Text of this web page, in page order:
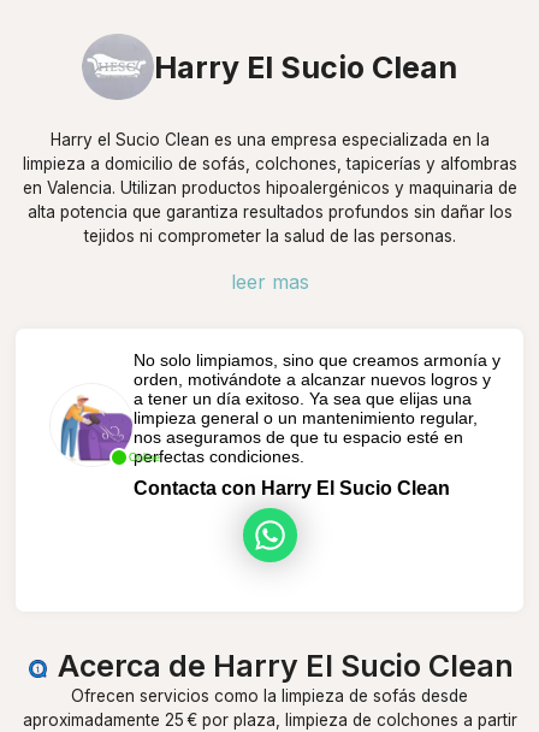
Harry El Sucio Clean
Harry el Sucio Clean es una empresa especializada en la
limpieza a domicilio de sofás, colchones, tapicerías y alfombras
en Valencia. Utilizan productos hipoalergénicos y maquinaria de
alta potencia que garantiza resultados profundos sin dañar los
tejidos ni comprometer la salud de las personas.
leer mas
Online
No solo limpiamos, sino que creamos armonía y
orden, motivándote a alcanzar nuevos logros y
a tener un día exitoso. Ya sea que elijas una
limpieza general o un mantenimiento regular,
nos aseguramos de que tu espacio esté en
perfectas condiciones.
Contacta con Harry El Sucio Clean
Acerca de Harry El Sucio Clean
Ofrecen servicios como la limpieza de sofás desde
aproximadamente 25 € por plaza, limpieza de colchones a partir